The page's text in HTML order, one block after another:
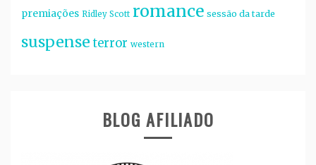
premiações Ridley Scott romance sessão da tarde
suspense terror western
BLOG AFILIADO